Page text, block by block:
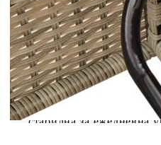
за почивка. Удобна
открито, снабдена с
възглавници, предлага
Калъф, който може да се
пере: Възглавницата на
калъф, който може да се
поддръжка. Здрава и
Стоманената рамка с
гарантира, че
стабилна за ежедневна